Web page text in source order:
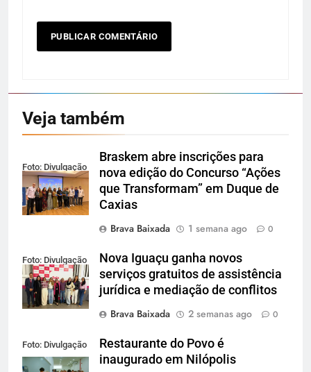
Veja também
Foto: Divulgação
Braskem abre inscrições para
nova edição do Concurso “Ações
que Transformam” em Duque de
Caxias
Brava Baixada
1 semana ago 0
Foto: Divulgação
Nova Iguaçu ganha novos
serviços gratuitos de assistência
jurídica e mediação de conflitos
Brava Baixada
2 semanas ago 0
Foto: Divulgação
/ Gov/RJ
Restaurante do Povo é
inaugurado em Nilópolis